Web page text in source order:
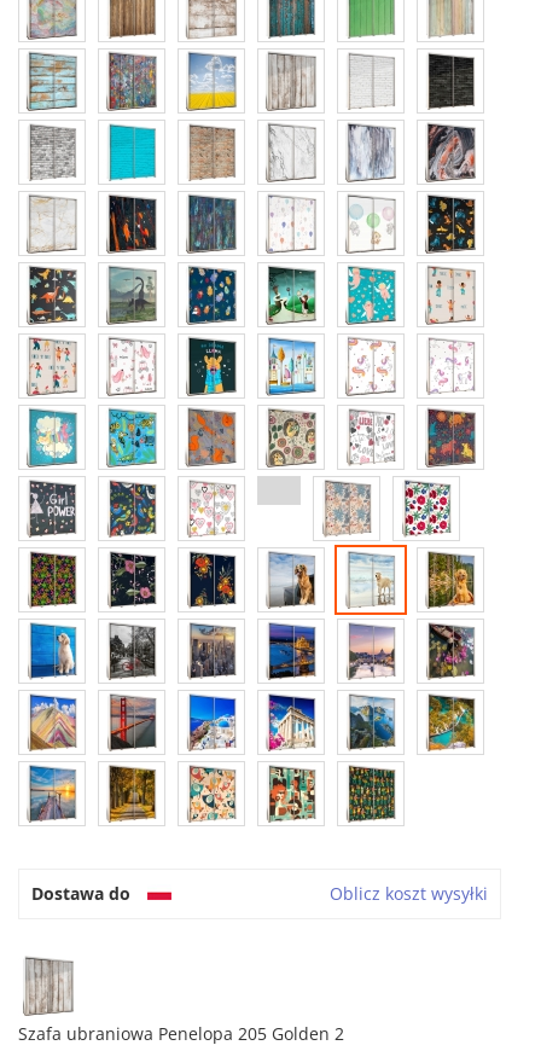
Dostawa do Oblicz koszt wysyłki
Szafa ubraniowa Penelopa 205 Golden 2